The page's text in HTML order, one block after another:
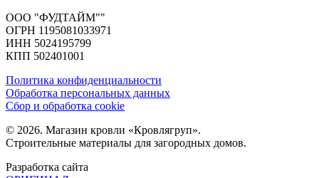
ООО "ФУДТАЙМ""
ОГРН 1195081033971
ИНН 5024195799
КПП 502401001
Политика конфиденциальности
Обработка персональных данных
Сбор и обработка cookie
© 2026. Магазин кровли «Кровлягруп».
Строительные материалы для загородных домов.
Разработка сайта